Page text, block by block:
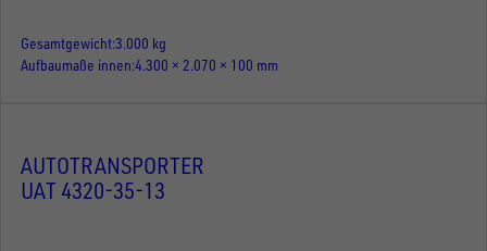
Gesamtgewicht3.000 kg
Aufbaumaße innen 4.300 × 2.070 × 100 mm
AUTOTRANSPORTER
UAT 4320-35-13